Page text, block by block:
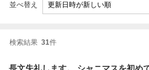
並べ替え
検索結果 31件